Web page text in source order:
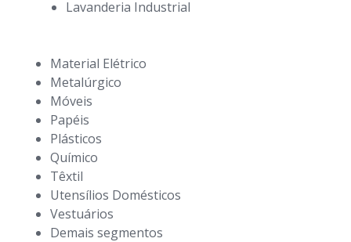
Lavanderia Industrial
Material Elétrico
Metalúrgico
Móveis
Papéis
Plásticos
Químico
Têxtil
Utensílios Domésticos
Vestuários
Demais segmentos